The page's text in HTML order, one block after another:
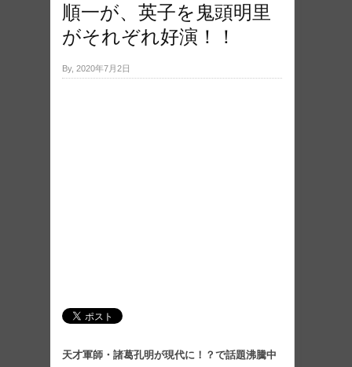
順一が、英子を鬼頭明里
がそれぞれ好演！！
By, 2020年7月2日
天才軍師・諸葛孔明が現代に！？で話題沸騰中